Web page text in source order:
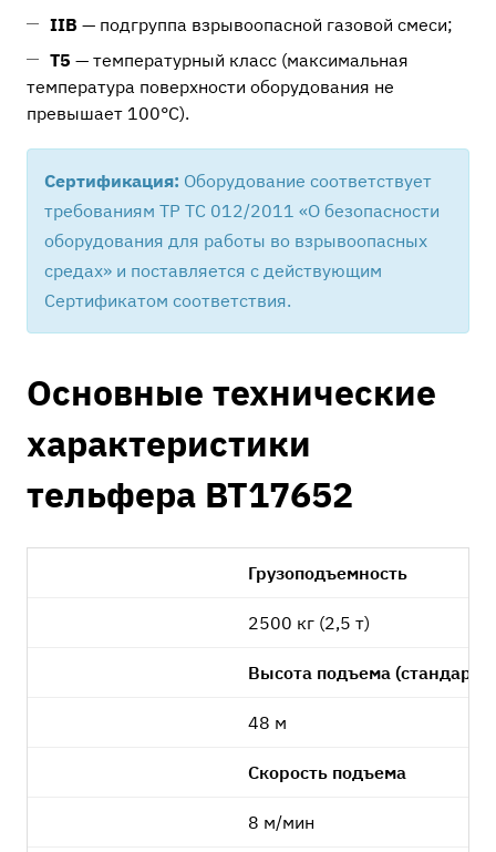
IIB — подгруппа взрывоопасной газовой смеси;
T5 — температурный класс (максимальная
температура поверхности оборудования не
превышает 100°C).
Сертификация: Оборудование соответствует
требованиям ТР ТС 012/2011 «О безопасности
оборудования для работы во взрывоопасных
средах» и поставляется с действующим
Сертификатом соответствия.
Основные технические
характеристики
тельфера ВТ17652
Грузоподъемность
2500 кг (2,5 т)
Высота подъема
48 м
Скорость подъема
8 м/мин